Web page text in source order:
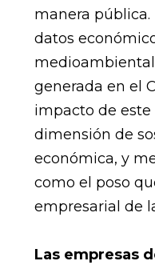
manera pública.
datos
generada en el
impacto de este
dimensión de
económica, y
como el poso
empresarial de
Las empresas